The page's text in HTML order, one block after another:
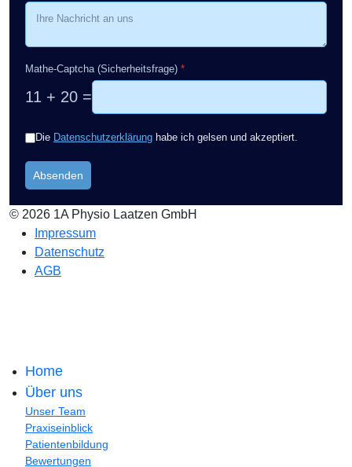
Mathe-Captcha (Sicherheitsfrage) *
11 + 20 =
Nutzungsbedingungen*
Die Datenschutzerklärung habe ich gelsen und akzeptiert.
Absenden
© 2026 1A Physio Laatzen GmbH
Impressum
Datenschutz
AGB
Home
Über uns
Unser Team
Praxiseinblick
Patientenbildung
Bewertungen